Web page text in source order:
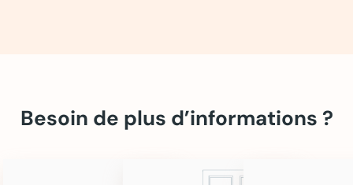
Besoin de plus d’informations ?